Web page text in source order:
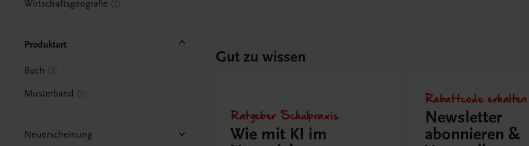
Wirtschaftsgeografie
2
Produktart
Buch 3
Musterband 1
Neuerscheinung
Gut zu wissen
Ratgeber Schulpraxis
Wie mit KI im
Rabattcode erhalten
Newsletter
abonnieren &